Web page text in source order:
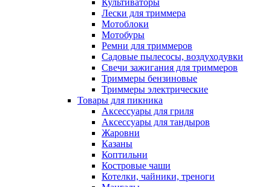
Культиваторы
Лески для триммера
Мотоблоки
Мотобуры
Ремни для триммеров
Садовые пылесосы, воздуходувки
Свечи зажигания для триммеров
Триммеры бензиновые
Триммеры электрические
Товары для пикника
Аксессуары для гриля
Аксессуары для тандыров
Жаровни
Казаны
Коптильни
Костровые чаши
Котелки, чайники, треноги